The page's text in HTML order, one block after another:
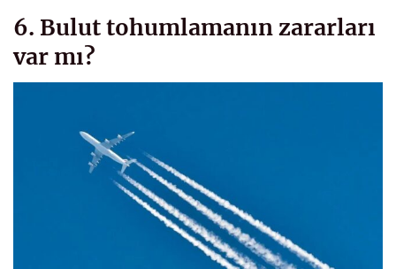
6. Bulut tohumlamanın zararları
var mı?